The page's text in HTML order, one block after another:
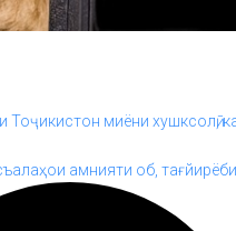
Тоҷикистон миёни хушксолӣ,
амнияти об,